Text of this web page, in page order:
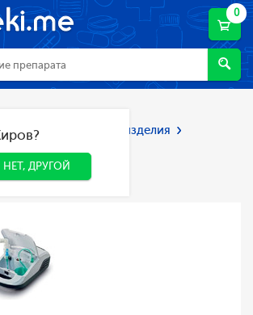
0
ДРУГОЙ
НЕТ, ДРУГОЙ
Мед. приборы и изделия